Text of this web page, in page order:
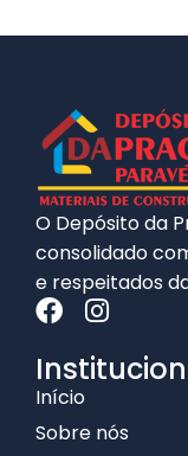
O Depósito da
consolidado
e respeitados
Início
Sobre nós